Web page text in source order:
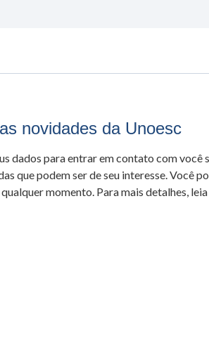
novidades da Unoesc
dados para entrar em contato com você
que podem ser de seu interesse. Você
momento. Para mais detalhes,